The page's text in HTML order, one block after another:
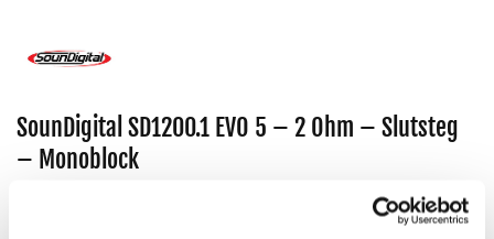
SounDigital SD1200.1 EVO 5 – 2 Ohm – Slutsteg
– Monoblock